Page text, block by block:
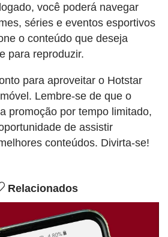
você poderá navegar
séries e eventos esportivos
o conteúdo que deseja
para reproduzir.
para aproveitar o Hotstar
Lembre-se de que o
promoção por tempo limitado,
de assistir
conteúdos. Divirta-se!
Relacionados